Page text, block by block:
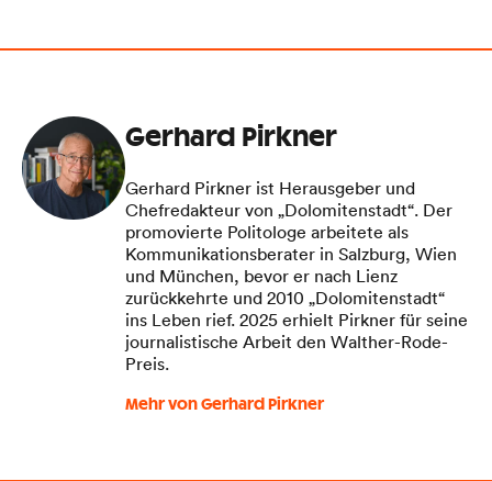
Gerhard Pirkner
Gerhard Pirkner ist Herausgeber und
Chefredakteur von „Dolomitenstadt“. Der
promovierte Politologe arbeitete als
Kommunikationsberater in Salzburg, Wien
und München, bevor er nach Lienz
zurückkehrte und 2010 „Dolomitenstadt“
ins Leben rief. 2025 erhielt Pirkner für seine
journalistische Arbeit den Walther-Rode-
Preis.
Mehr von Gerhard Pirkner